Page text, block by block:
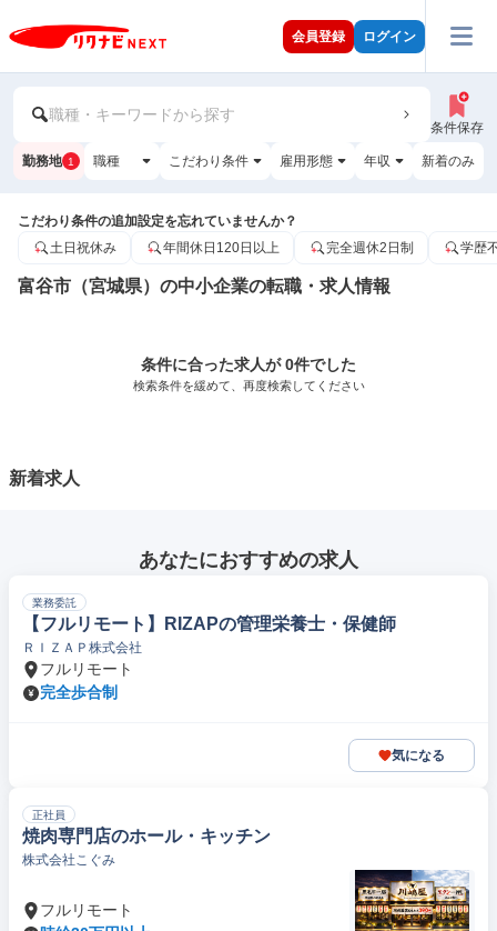
会員登録 ログイン
職種・キーワードから探す
条件保存
勤務地 1 職種 こだわり条件 雇用形態 年収 新着のみ
こだわり条件の追加設定を忘れていませんか？
土日祝休み
年間休日120日以上 完全週休2日制 学歴
富谷市（宮城県）の中小企業の転職・求人情報
条件に合った求人が 0件でした
検索条件を緩めて、再度検索してください
新着求人
あなたにおすすめの求人
業務委託
【フルリモート】RIZAPの管理栄養士・保健師
ＲＩＺＡＰ株式会社
フルリモート
完全歩合制
気になる
正社員
焼肉専門店のホール・キッチン
株式会社こぐみ
フルリモート